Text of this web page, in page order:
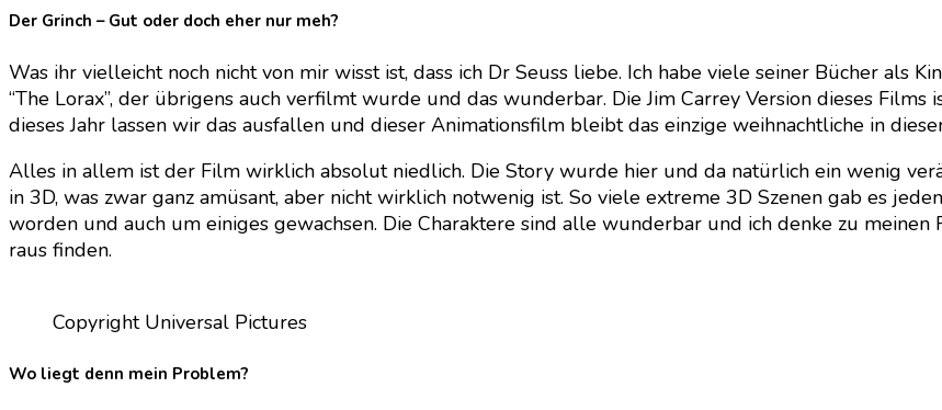
Der Grinch – Gut oder doch eher nur meh?
Was ihr vielleicht noch nicht von mir wisst ist, dass ich Dr Seuss liebe. Ich habe viele seiner Bücher als
“The Lorax”, der übrigens auch verfilmt wurde und das wunderbar. Die Jim Carrey Version dieses Films
dieses Jahr lassen wir das ausfallen und dieser Animationsfilm bleibt das einzige weihnachtliche in
Alles in allem ist der Film wirklich absolut niedlich. Die Story wurde hier und da natürlich ein wenig
in 3D, was zwar ganz amüsant, aber nicht wirklich notwenig ist. So viele extreme 3D Szenen gab es
worden und auch um einiges gewachsen. Die Charaktere sind alle wunderbar und ich denke zu
raus finden.
Copyright Universal Pictures
Wo liegt denn mein Problem?